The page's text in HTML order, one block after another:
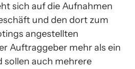
sich auf die Aufnahmen
und den dort zum
angestellten
Auftraggeber mehr als ein
sollen auch mehrere